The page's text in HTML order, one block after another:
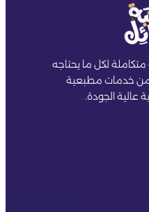
لكل ما يحتاجه
من خدمات مطبعية
عالية الجودة.